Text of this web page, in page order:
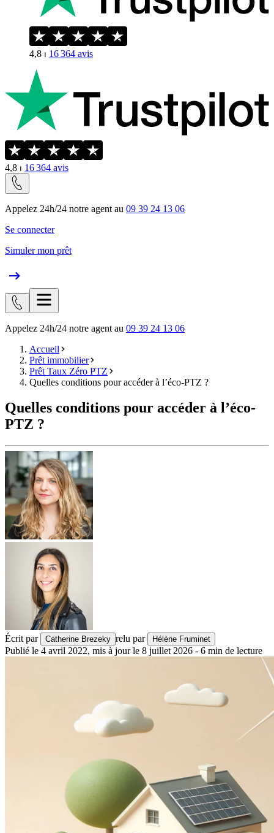
4,8 ⏐ 16 364 avis
4,8 ⏐ 16 364 avis
Appelez 24h/24 notre agent au 09 39 24 13 06
Se connecter
Simuler mon prêt
Appelez 24h/24 notre agent au 09 39 24 13 06
Accueil
Prêt immobilier
Prêt Taux Zéro PTZ
Quelles conditions pour accéder à l’éco-PTZ ?
Quelles conditions pour accéder à l’éco-
PTZ ?
Écrit par Catherine Brezeky relu par Hélène Fruminet
Publié le 4 avril 2022, mis à jour le 8 juillet 2026 - 6 min de lecture